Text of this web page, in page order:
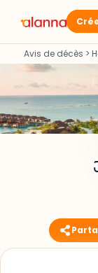
Avis de décès >